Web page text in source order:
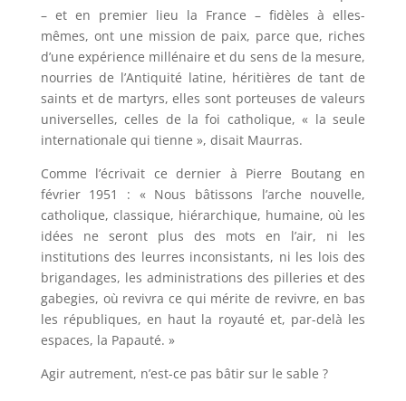
– et en premier lieu la France – fidèles à elles-
mêmes, ont une mission de paix, parce que, riches
d’une expérience millénaire et du sens de la mesure,
nourries de l’Antiquité latine, héritières de tant de
saints et de martyrs, elles sont porteuses de valeurs
universelles, celles de la foi catholique, « la seule
internationale qui tienne », disait Maurras.
Comme l’écrivait ce dernier à Pierre Boutang en
février 1951 : « Nous bâtissons l’arche nouvelle,
catholique, classique, hiérarchique, humaine, où les
idées ne seront plus des mots en l’air, ni les
institutions des leurres inconsistants, ni les lois des
brigandages, les administrations des pilleries et des
gabegies, où revivra ce qui mérite de revivre, en bas
les républiques, en haut la royauté et, par-delà les
espaces, la Papauté. »
Agir autrement, n’est-ce pas bâtir sur le sable ?